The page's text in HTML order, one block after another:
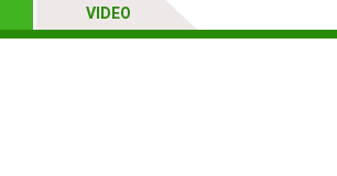
VIDEO